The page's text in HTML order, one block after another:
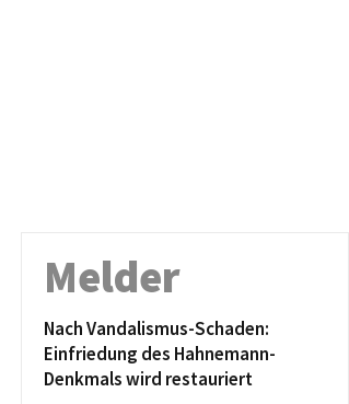
Melder
Nach Vandalismus-Schaden:
Einfriedung des Hahnemann-
Denkmals wird restauriert